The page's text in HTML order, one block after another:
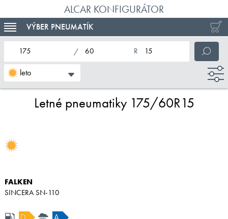
ALCAR KONFIGURÁTOR
TOGGLE NAVIGATION
VÝBER PNEUMATÍK
leto
nominálna šírka pneumatiky
profil pneumatiky
nominálny priemer pneumatiky
Letné pneumatiky 175/60R15
FALKEN
SINCERA SN-110
D A